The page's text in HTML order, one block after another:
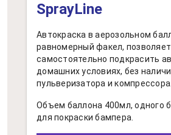
SprayLine
Автокраска в аерозольном
равномерный факел, позволяет
самостоятельно подкрасить
домашних условиях, без
пульверизатора и компрессора.
Объем баллона 400мл, одного
для покраски бампера.